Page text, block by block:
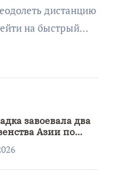
дистанцию
на быстрый…
завоевала два
Азии по